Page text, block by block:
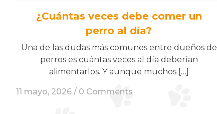
¿Cuántas veces debe comer un
perro al día?
Una de las dudas más comunes entre dueños de
perros es cuántas veces al día deberían
alimentarlos. Y aunque muchos […]
11 mayo, 2026 / 0 Comments